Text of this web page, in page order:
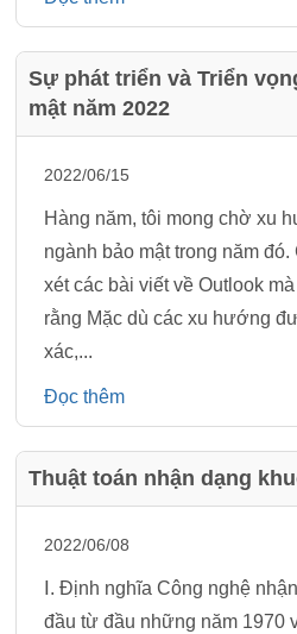
Sự phát triển và Triển
mật năm 2022
2022/06/15
Hàng năm, tôi mong chờ xu
ngành bảo mật trong năm
xét các bài viết về Outlook
rằng Mặc dù các xu hướng
xác,...
Đọc thêm
Thuật toán nhận dạng
2022/06/08
Ⅰ. Định nghĩa Công nghệ
đầu từ đầu những năm 1970